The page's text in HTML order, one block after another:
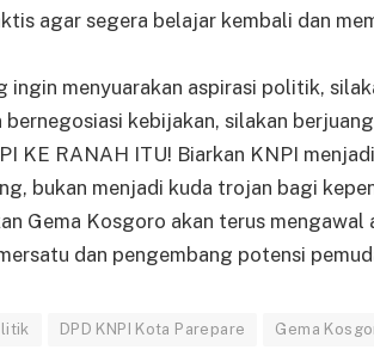
agar segera belajar kembali dan
ingin menyuarakan aspirasi politik,
bernegosiasi kebijakan, silakan
KE RANAH ITU! Biarkan KNPI
bukan menjadi kuda trojan bagi
Gema Kosgoro akan terus
dan pengembang potensi
DPD KNPI Kota Parepare Gema